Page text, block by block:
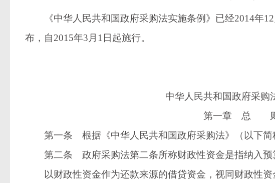
《中华人民共和国政府采购法实施条例》已经2014年
布，自2015年3月1日起施行。
中华人民共和国政府采购
第一章 总
第一条 根据《中华人民共和国政府采购法》（以下简
第二条 政府采购法第二条所称财政性资金是指纳入预
以财政性资金作为还款来源的借贷资金，视同财政性资